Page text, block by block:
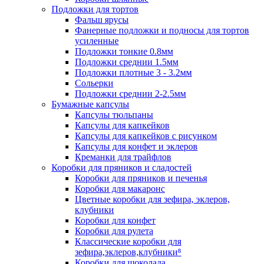
Подложки для тортов
Фальш ярусы
Фанерные подложки и подносы для тортов
усиленные
Подложки тонкие 0.8мм
Подложки среднии 1.5мм
Подложки плотные 3 - 3.2мм
Сольерки
Подложки среднии 2-2.5мм
Бумажные капсулы
Капсулы тюльпаны
Капсулы для капкейков
Капсулы для капкейков с рисунком
Капсулы для конфет и эклеров
Креманки для трайфлов
Коробки для пряников и сладостей
Коробки для пряников и печенья
Коробки для макаронс
Цветные коробки для зефира, эклеров,
клубники
Коробки для конфет
Коробки для рулета
Классические коробки для
зефира,эклеров,клубники⁸